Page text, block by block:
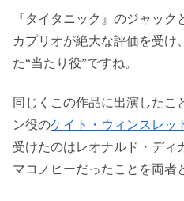
『タイタニック』のジャッ
カプリオが絶大な評価を受け
た“当たり役”ですね。
同じくこの作品に出演したこ
ン役のケイト・ウィンスレッ
受けたのはレオナルド・ディ
マコノヒーだったことを両者